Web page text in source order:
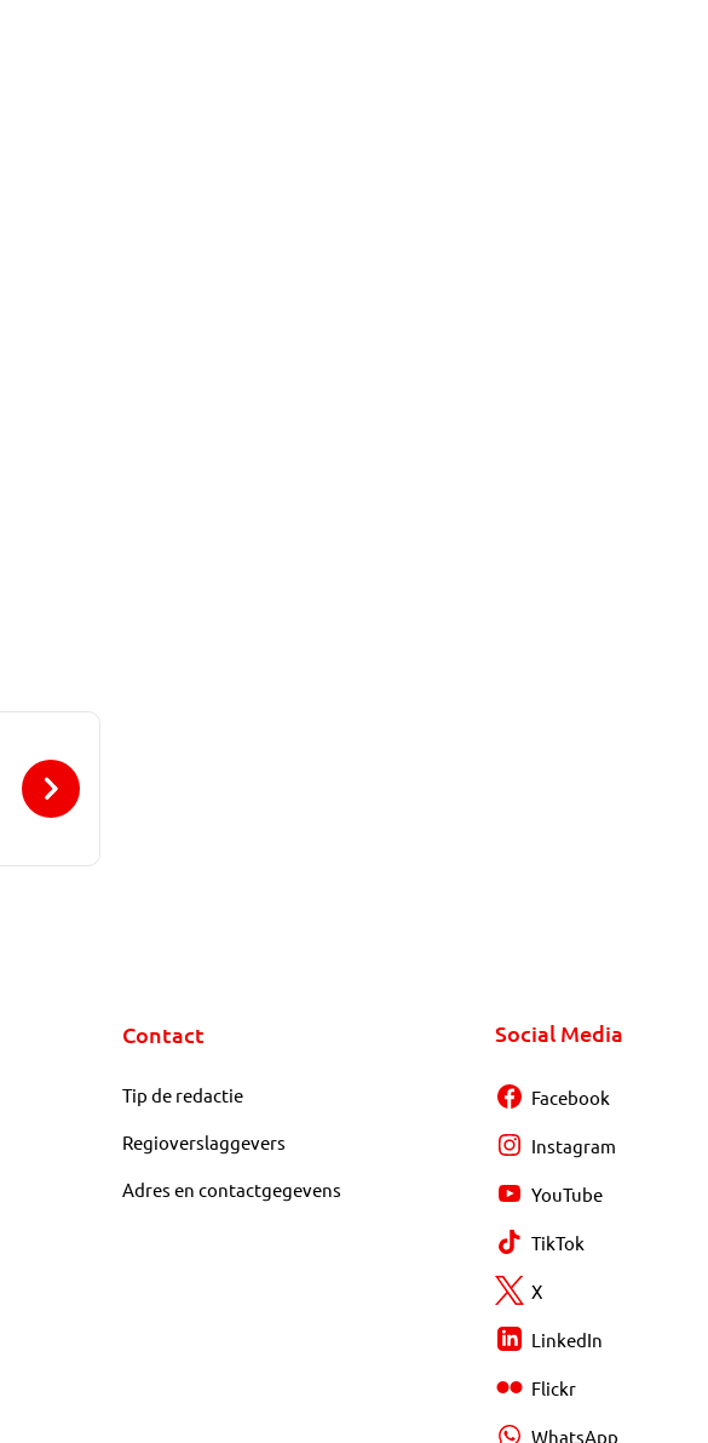
Contact
Tip de redactie
Regioverslaggevers
Adres en contactgegevens
Social Media
Facebook
Instagram
YouTube
TikTok
X
LinkedIn
Flickr
WhatsApp